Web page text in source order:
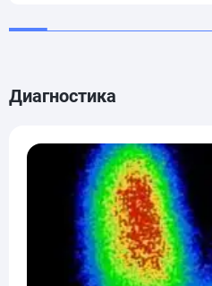
Диагностика